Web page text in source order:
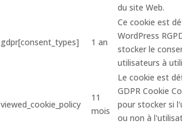
du site Web.
gdpr[consent_types] 1 an
Ce cookie est
WordPress
stocker le
utilisateurs à
viewed_cookie_policy
11
mois
Le cookie est
GDPR Cookie
pour stocker si
ou non à